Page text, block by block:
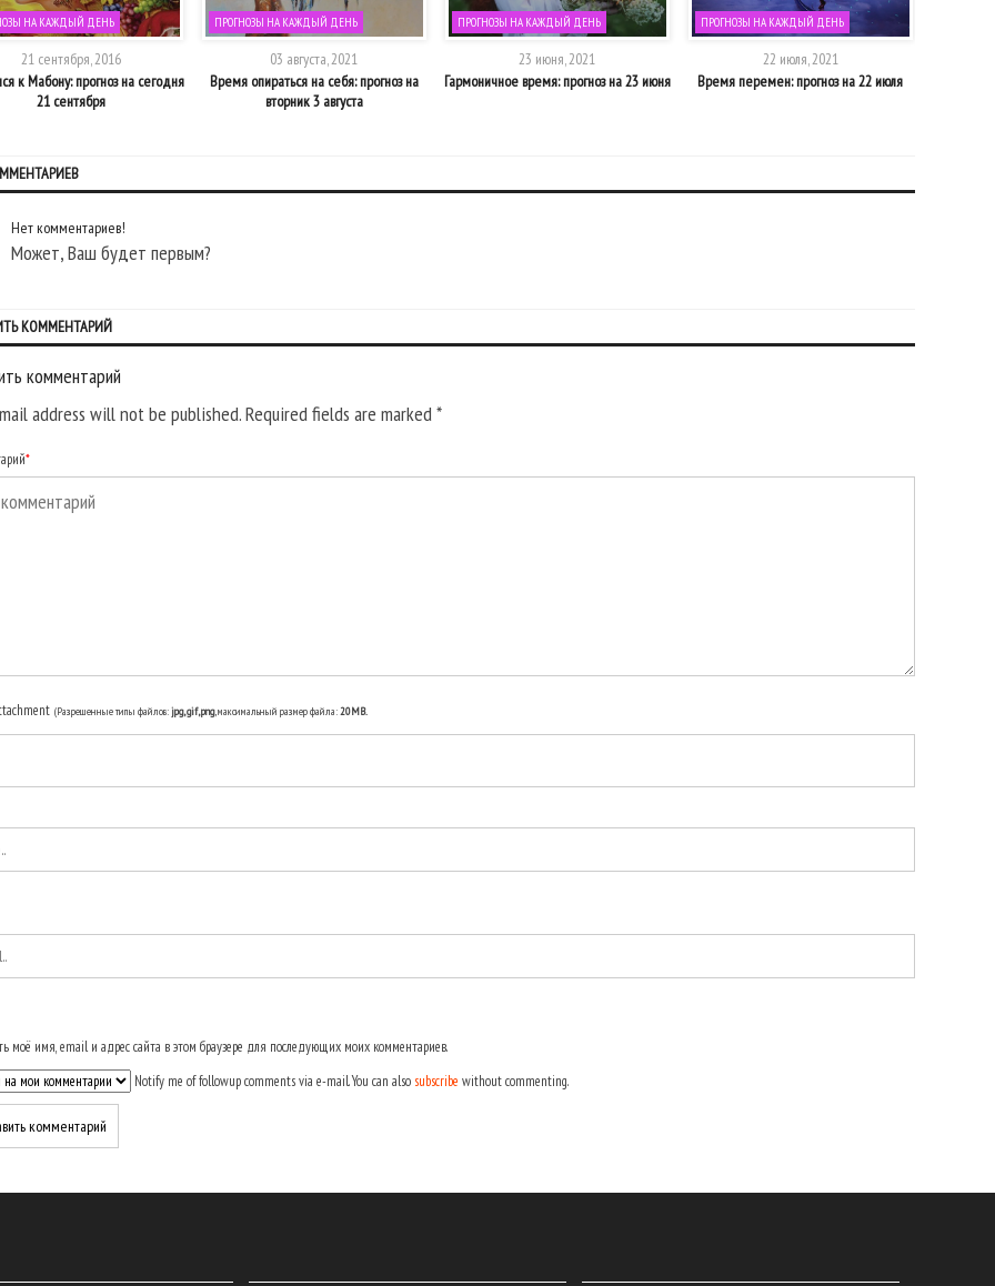
НА КАЖДЫЙ ДЕНЬ
21 сентября, 2016
к Мабону: прогноз на сегодня
21 сентября
ПРОГНОЗЫ НА КАЖДЫЙ ДЕНЬ
03 августа, 2021
Время опираться на себя: прогноз на
вторник 3 августа
ПРОГНОЗЫ НА КАЖДЫЙ ДЕНЬ
23 июня, 2021
Гармоничное время: прогноз на 23 июня
ПРОГНОЗЫ НА КАЖДЫЙ ДЕНЬ
22 июля, 2021
Время перемен: прогноз на 22 июля
Нет комментариев!
Может, Ваш будет первым?
КОММЕНТАРИЙ
комментарий
address will not be published. Required fields are marked*
*
(Разрешенные типы файлов:jpg, gif, png, максимальный размер файла:20MB.
моё имя, email и адрес сайта в этом браузере для последующих моих комментариев.
Notify me of followup comments via e-mail. You can also subscribe without commenting.